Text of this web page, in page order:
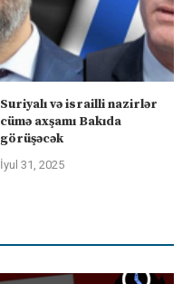
Suriyalı və israilli nazirlər
cümə axşamı Bakıda
görüşəcək
İyul 31, 2025